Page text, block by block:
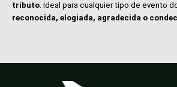
tributo. Ideal para cualquier tipo de evento
reconocida, elogiada, agradecida o